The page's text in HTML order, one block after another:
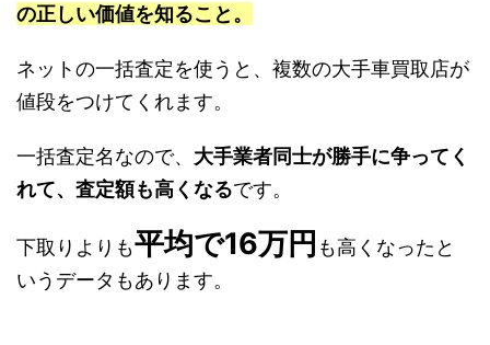
の正しい価値を知ること。
ネットの一括査定を使うと、複数の大手車買取店が
値段をつけてくれます。
一括査定名なので、 大手業者同士が勝手に争ってく
れて、査定額も高くなるです。
下取りよりも平均で16万円 も高くなったと
いうデータもあります。